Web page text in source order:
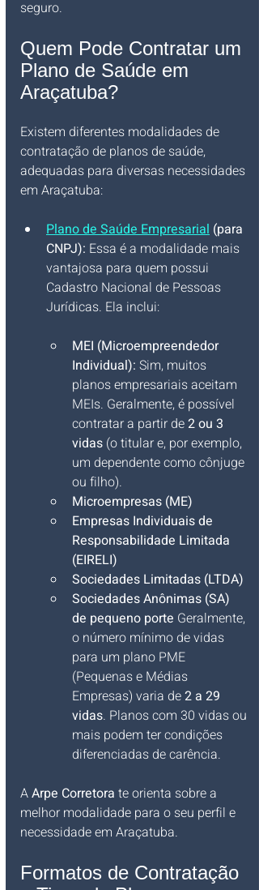
seguro.
Quem Pode Contratar um
Plano de Saúde em
Araçatuba?
Existem diferentes modalidades de
contratação de planos de saúde,
adequadas para diversas necessidades
em Araçatuba:
Plano de Saúde Empresarial (para
CNPJ): Essa é a modalidade mais
vantajosa para quem possui
Cadastro Nacional de Pessoas
Jurídicas. Ela inclui:
MEI (Microempreendedor
Individual): Sim, muitos
planos empresariais aceitam
MEIs. Geralmente, é possível
contratar a partir de 2 ou 3
vidas (o titular e, por exemplo,
um dependente como cônjuge
ou filho).
Microempresas (ME)
Empresas Individuais de
Responsabilidade Limitada
(EIRELI)
Sociedades Limitadas (LTDA)
Sociedades Anônimas (SA)
de pequeno porte Geralmente,
o número mínimo de vidas
para um plano PME
(Pequenas e Médias
Empresas) varia de 2 a 29
vidas. Planos com 30 vidas ou
mais podem ter condições
diferenciadas de carência.
A Arpe Corretora te orienta sobre a
melhor modalidade para o seu perfil e
necessidade em Araçatuba.
Formatos de Contratação